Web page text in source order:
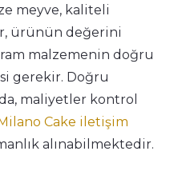
meyve, kaliteli
ürünün değerini
malzemenin doğru
gerekir. Doğru
maliyetler kontrol
Milano Cake iletişim
alınabilmektedir.